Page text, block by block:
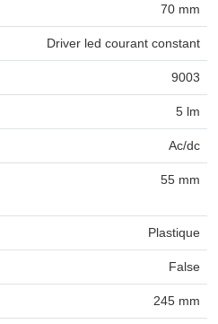
70 mm
Driver led courant constant
9003
5 lm
Ac/dc
55 mm
Plastique
False
245 mm